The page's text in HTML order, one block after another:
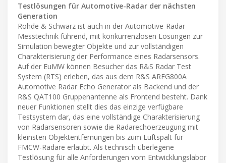
Testlösungen für Automotive-Radar der nächsten
Generation
Rohde & Schwarz ist auch in der Automotive-Radar-
Messtechnik führend, mit konkurrenzlosen Lösungen zur
Simulation bewegter Objekte und zur vollständigen
Charakterisierung der Performance eines Radarsensors.
Auf der EuMW können Besucher das R&S Radar Test
System (RTS) erleben, das aus dem R&S AREG800A
Automotive Radar Echo Generator als Backend und der
R&S QAT100 Gruppenantenne als Frontend besteht. Dank
neuer Funktionen stellt dies das einzige verfügbare
Testsystem dar, das eine vollständige Charakterisierung
von Radarsensoren sowie die Radarechoerzeugung mit
kleinsten Objektentfernungen bis zum Luftspalt für
FMCW-Radare erlaubt. Als technisch überlegene
Testlösung für alle Anforderungen vom Entwicklungslabor